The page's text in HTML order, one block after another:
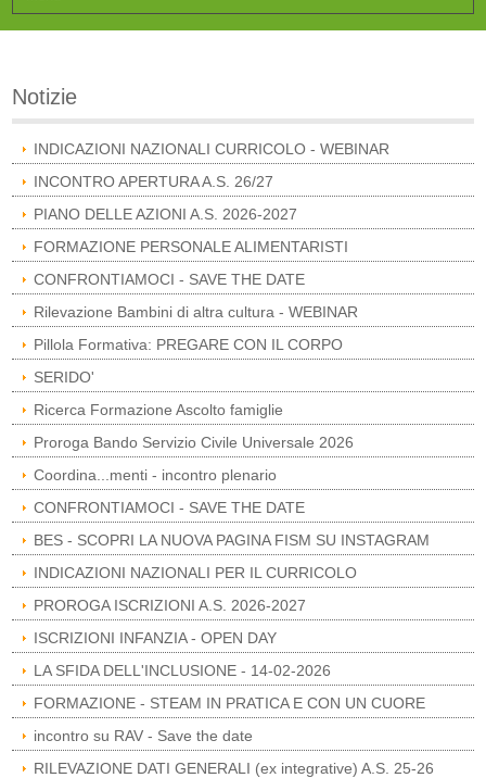
Notizie
INDICAZIONI NAZIONALI CURRICOLO - WEBINAR
INCONTRO APERTURA A.S. 26/27
PIANO DELLE AZIONI A.S. 2026-2027
FORMAZIONE PERSONALE ALIMENTARISTI
CONFRONTIAMOCI - SAVE THE DATE
Rilevazione Bambini di altra cultura - WEBINAR
Pillola Formativa: PREGARE CON IL CORPO
SERIDO'
Ricerca Formazione Ascolto famiglie
Proroga Bando Servizio Civile Universale 2026
Coordina...menti - incontro plenario
CONFRONTIAMOCI - SAVE THE DATE
BES - SCOPRI LA NUOVA PAGINA FISM SU INSTAGRAM
INDICAZIONI NAZIONALI PER IL CURRICOLO
PROROGA ISCRIZIONI A.S. 2026-2027
ISCRIZIONI INFANZIA - OPEN DAY
LA SFIDA DELL'INCLUSIONE - 14-02-2026
FORMAZIONE - STEAM IN PRATICA E CON UN CUORE
incontro su RAV - Save the date
RILEVAZIONE DATI GENERALI (ex integrative) A.S. 25-26